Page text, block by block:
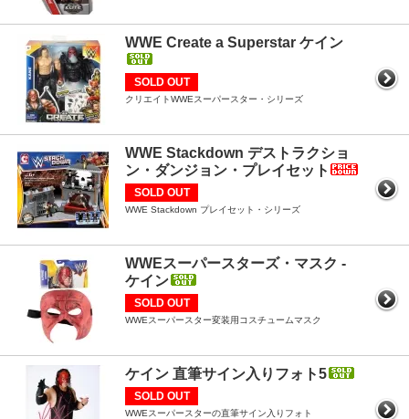
WWE Create a Superstar ケイン
SOLD OUT
クリエイトWWEスーパースター・シリーズ
WWE Stackdown デストラクショ
ン・ダンジョン・プレイセット
SOLD OUT
WWE Stackdown プレイセット・シリーズ
WWEスーパースターズ・マスク -
ケイン
SOLD OUT
WWEスーパースター変装用コスチュームマスク
ケイン 直筆サイン入りフォト5
SOLD OUT
WWEスーパースターの直筆サイン入りフォト